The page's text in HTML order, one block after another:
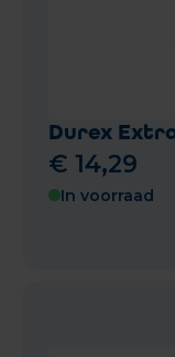
Durex
€ 14,29
In voorraad